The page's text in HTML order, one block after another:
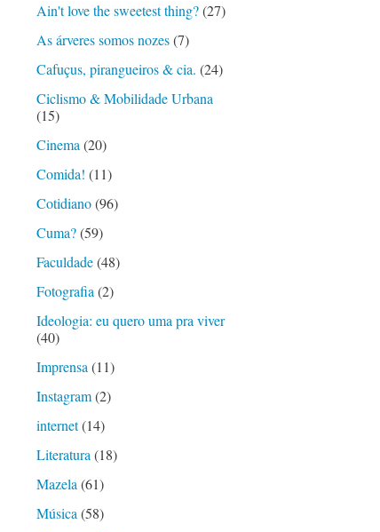
Ain't love the sweetest thing?(27)
As árveres somos nozes(7)
Cafuçus, pirangueiros & cia. (24)
Ciclismo & Mobilidade Urbana
(15)
Cinema(20)
Comida! (11)
Cotidiano(96)
Cuma?(59)
Faculdade(48)
Fotografia(2)
Ideologia: eu quero uma pra viver
(40)
Imprensa(11)
Instagram(2)
internet(14)
Literatura(18)
Mazela(61)
Música(58)